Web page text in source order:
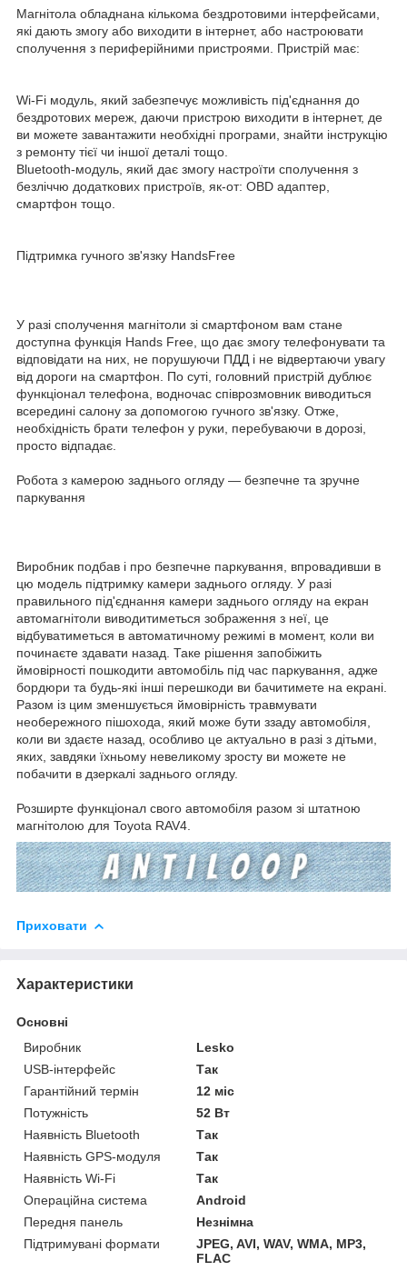
Магнітола обладнана кількома бездротовими інтерфейсами,
які дають змогу або виходити в інтернет, або настроювати
сполучення з периферійними пристроями. Пристрій має:
Wi-Fi модуль, який забезпечує можливість під'єднання до
бездротових мереж, даючи пристрою виходити в інтернет, де
ви можете завантажити необхідні програми, знайти інструкцію
з ремонту тієї чи іншої деталі тощо.
Bluetooth-модуль, який дає змогу настроїти сполучення з
безліччю додаткових пристроїв, як-от: OBD адаптер,
смартфон тощо.
Підтримка гучного зв'язку HandsFree
У разі сполучення магнітоли зі смартфоном вам стане
доступна функція Hands Free, що дає змогу телефонувати та
відповідати на них, не порушуючи ПДД і не відвертаючи увагу
від дороги на смартфон. По суті, головний пристрій дублює
функціонал телефона, водночас співрозмовник виводиться
всередині салону за допомогою гучного зв'язку. Отже,
необхідність брати телефон у руки, перебуваючи в дорозі,
просто відпадає.
Робота з камерою заднього огляду — безпечне та зручне
паркування
Виробник подбав і про безпечне паркування, впровадивши в
цю модель підтримку камери заднього огляду. У разі
правильного під'єднання камери заднього огляду на екран
автомагнітоли виводитиметься зображення з неї, це
відбуватиметься в автоматичному режимі в момент, коли ви
починаєте здавати назад. Таке рішення запобіжить
ймовірності пошкодити автомобіль під час паркування, адже
бордюри та будь-які інші перешкоди ви бачитимете на екрані.
Разом із цим зменшується ймовірність травмувати
необережного пішохода, який може бути ззаду автомобіля,
коли ви здаєте назад, особливо це актуально в разі з дітьми,
яких, завдяки їхньому невеликому зросту ви можете не
побачити в дзеркалі заднього огляду.
Розширте функціонал свого автомобіля разом зі штатною
магнітолою для Toyota RAV4.
Приховати
Характеристики
Основні
Виробник
Lesko
USB-інтерфейс
Так
Гарантійний термін
12 міс
Потужність
52 Вт
Наявність Bluetooth
Так
Наявність GPS-модуля
Так
Наявність Wi-Fi
Так
Операційна система
Android
Передня панель
Незнімна
Підтримувані формати
JPEG, AVI, WAV, WMA, MP3,
FLAC